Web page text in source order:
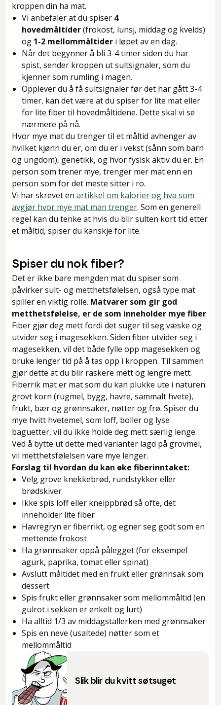
kroppen din ha mat.
Vi anbefaler at du spiser 4
hovedmåltider(frokost, lunsj, middag og kvelds)
og 1-2 mellommåltider i løpet av en dag.
Når det begynner å bli 3-4 timer siden du har
spist, sender kroppen ut sultsignaler, som du
kjenner som rumling i magen.
Opplever du å få sultsignaler før det har gått 3-4
timer, kan det være at du spiser for lite mat eller
for lite fiber til hovedmåltidene. Dette skal vi se
nærmere på nå.
Hvor mye mat du trenger til et måltid avhenger av
hvilket kjønn du er, om du er i vekst (sånn som barn
og ungdom), genetikk, og hvor fysisk aktiv du er. En
person som trener mye, trenger mer mat enn en
person som for det meste sitter i ro.
Vi har skrevet en artikkel om kalorier og hva som
avgjør hvor mye mat man trenger. Som en generell
regel kan du tenke at hvis du blir sulten kort tid etter
et måltid, spiser du kanskje for lite.
Spiser du nok fiber?
Det er ikke bare mengden mat du spiser som
påvirker sult- og metthetsfølelsen, også type mat
spiller en viktig rolle. Matvarer som gir god
metthetsfølelse, er de som inneholder mye fiber.
Fiber gjør deg mett fordi det suger til seg væske og
utvider seg i magesekken. Siden fiber utvider seg i
magesekken, vil det både fylle opp magesekken og
bruke lenger tid på å tas opp i kroppen. Til sammen
gjør dette at du blir raskere mett og lengre mett.
Fiberrik mat er mat som du kan plukke ute i naturen:
grovt korn (rugmel, bygg, havre, sammalt hvete),
frukt, bær og grønnsaker, nøtter og frø. Spiser du
mye hvitt hvetemel, som loff, boller og lyse
baguetter, vil du ikke holde deg mett særlig lenge.
Ved å bytte ut dette med varianter lagd på grovmel,
vil metthetsfølelsen vare mye lenger.
Forslag til hvordan du kan øke fiberinntaket:
Velg grove knekkebrød, rundstykker eller
brødskiver
Ikke spis loff eller kneippbrød så ofte, det
inneholder lite fiber
Havregryn er fiberrikt, og egner seg godt som en
mettende frokost
Ha grønnsaker oppå pålegget (for eksempel
agurk, paprika, tomat eller spinat)
Avslutt måltidet med en frukt eller grønnsak som
dessert
Spis frukt eller grønnsaker som mellommåltid (en
gulrot i sekken er enkelt og lurt)
Ha alltid 1/3 av middagstallerken med grønnsaker
Spis en neve (usaltede) nøtter som et
mellommåltid
Slik blir du kvitt søtsuget